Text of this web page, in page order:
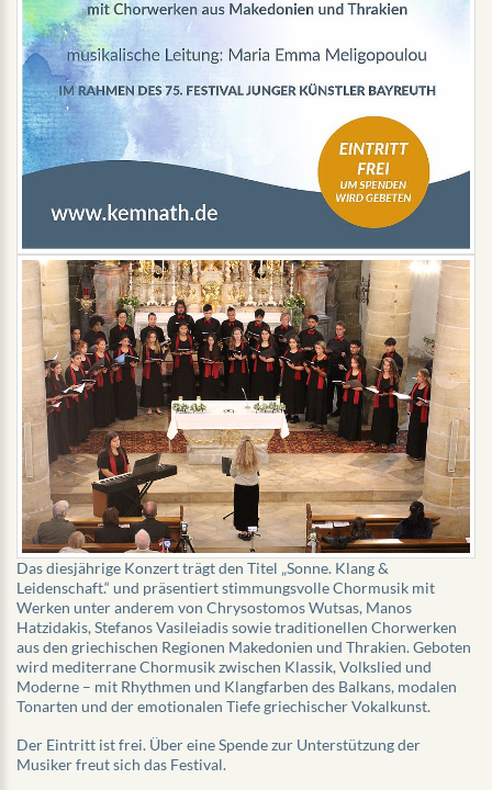
Das diesjährige Konzert trägt den Titel „Sonne. Klang &
Leidenschaft.“ und präsentiert stimmungsvolle Chormusik mit
Werken unter anderem von Chrysostomos Wutsas, Manos
Hatzidakis, Stefanos Vasileiadis sowie traditionellen Chorwerken
aus den griechischen Regionen Makedonien und Thrakien. Geboten
wird mediterrane Chormusik zwischen Klassik, Volkslied und
Moderne – mit Rhythmen und Klangfarben des Balkans, modalen
Tonarten und der emotionalen Tiefe griechischer Vokalkunst.
Der Eintritt ist frei. Über eine Spende zur Unterstützung der
Musiker freut sich das Festival.